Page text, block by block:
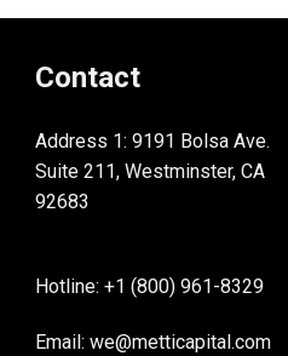
Contact
Address 1: 9191 Bolsa Ave.
Suite 211, Westminster, CA
92683
Hotline: +1 (800) 961-8329
Email: we@metticapital.com